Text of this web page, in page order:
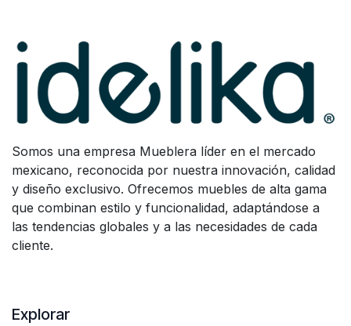
Somos una empresa Mueblera líder en el mercado
mexicano, reconocida por nuestra innovación, calidad
y diseño exclusivo. Ofrecemos muebles de alta gama
que combinan estilo y funcionalidad, adaptándose a
las tendencias globales y a las necesidades de cada
cliente.
Explorar